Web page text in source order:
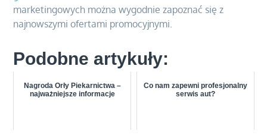
marketingowych można wygodnie zapoznać się z
najnowszymi ofertami promocyjnymi.
Podobne artykuły:
Nagroda Orły Piekarnictwa –
najważniejsze informacje
Co nam zapewni profesjonalny
serwis aut?